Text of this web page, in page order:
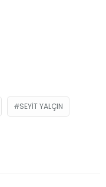
SEYIT YALÇIN